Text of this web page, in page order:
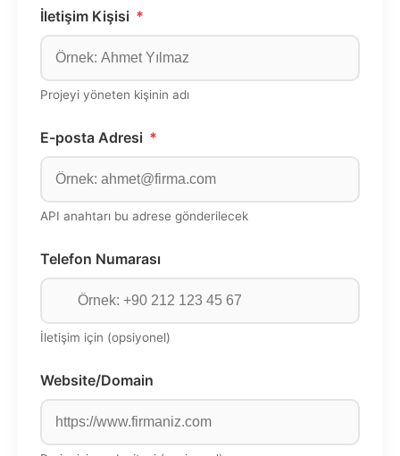
İletişim Kişisi *
Projeyi yöneten kişinin adı
E-posta Adresi *
API anahtarı bu adrese gönderilecek
Telefon Numarası
İletişim için (opsiyonel)
Website/Domain